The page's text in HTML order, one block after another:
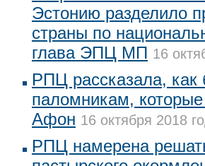
Эстонию разделило
страны по
глава ЭПЦ МП 16
РПЦ рассказала, как
паломникам,
Афон 16 октября 2018
РПЦ намерена